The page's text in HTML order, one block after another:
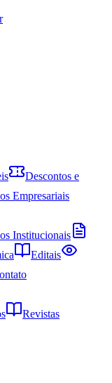
Descontos e
Empresariais
Institucionais
Editais
Revistas